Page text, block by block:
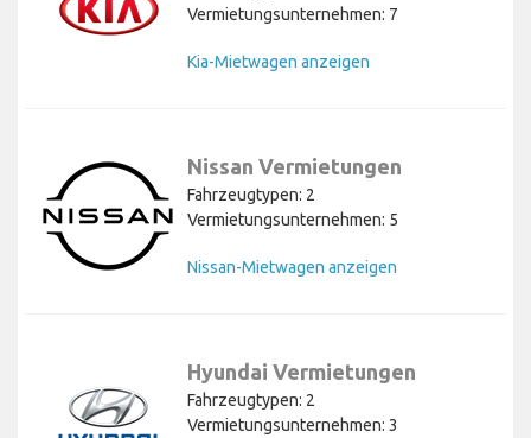
Vermietungsunternehmen: 7
Kia-Mietwagen anzeigen
Nissan Vermietungen
Fahrzeugtypen: 2
Vermietungsunternehmen: 5
Nissan-Mietwagen anzeigen
Hyundai Vermietungen
Fahrzeugtypen: 2
Vermietungsunternehmen: 3